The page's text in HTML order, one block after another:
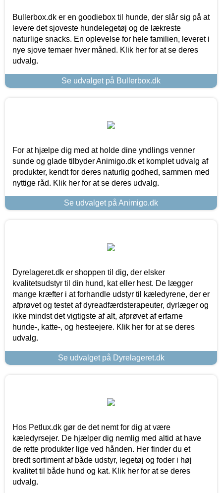
Bullerbox.dk er en goodiebox til hunde, der slår sig på at
levere det sjoveste hundelegetøj og de lækreste
naturlige snacks. En oplevelse for hele familien, leveret i
nye sjove temaer hver måned. Klik her for at se deres
udvalg.
Se udvalget på Bullerbox.dk
For at hjælpe dig med at holde dine yndlings venner
sunde og glade tilbyder Animigo.dk et komplet udvalg af
produkter, kendt for deres naturlig godhed, sammen med
nyttige råd. Klik her for at se deres udvalg.
Se udvalget på Animigo.dk
Dyrelageret.dk er shoppen til dig, der elsker
kvalitetsudstyr til din hund, kat eller hest. De lægger
mange kræfter i at forhandle udstyr til kæledyrene, der er
afprøvet og testet af dyreadfærdsterapeuter, dyrlæger og
ikke mindst det vigtigste af alt, afprøvet af erfarne
hunde-, katte-, og hesteejere. Klik her for at se deres
udvalg.
Se udvalget på Dyrelageret.dk
Hos Petlux.dk gør de det nemt for dig at være
kæledyrsejer. De hjælper dig nemlig med altid at have
de rette produkter lige ved hånden. Her finder du et
bredt sortiment af både udstyr, legetøj og foder i høj
kvalitet til både hund og kat. Klik her for at se deres
udvalg.